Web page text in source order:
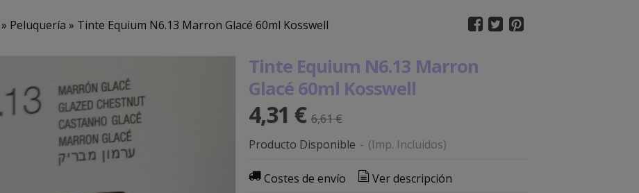
» Peluquería » Tinte Equium N6.13 Marron Glacé 60ml Kosswell
Tinte Equium N6.13 Marron
Glacé 60ml Kosswell
4,31 € 6,61 €
Producto Disponible - (Imp. Incluidos)
Costes de envío Ver descripción